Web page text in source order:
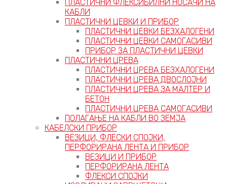
ПЛАСТИЧНИ ФЛЕКСИБИЛНИ НОСАЧИ НА
КАБЛИ
ПЛАСТИЧНИ ЦЕВКИ И ПРИБОР
ПЛАСТИЧНИ ЦЕВКИ БЕЗХАЛОГЕНИ
ПЛАСТИЧНИ ЦЕВКИ САМОГАСИВИ
ПРИБОР ЗА ПЛАСТИЧНИ ЦЕВКИ
ПЛАСТИЧНИ ЦРЕВА
ПЛАСТИЧНИ ЦРЕВА БЕЗХАЛОГЕНИ
ПЛАСТИЧНИ ЦРЕВА ДВОСЛОЈНИ
ПЛАСТИЧНИ ЦРЕВА ЗА МАЛТЕР И
БЕТОН
ПЛАСТИЧНИ ЦРЕВА САМОГАСИВИ
ПОЛАГАЊЕ НА КАБЛИ ВО ЗЕМЈА
КАБЕЛСКИ ПРИБОР
ВЕЗИЦИ, ФЛЕСКИ СПОЈКИ,
ПЕРФОРИРАНА ЛЕНТА И ПРИБОР
ВЕЗИЦИ И ПРИБОР
ПЕРФОРИРАНА ЛЕНТА
ФЛЕКСИ СПОЈКИ